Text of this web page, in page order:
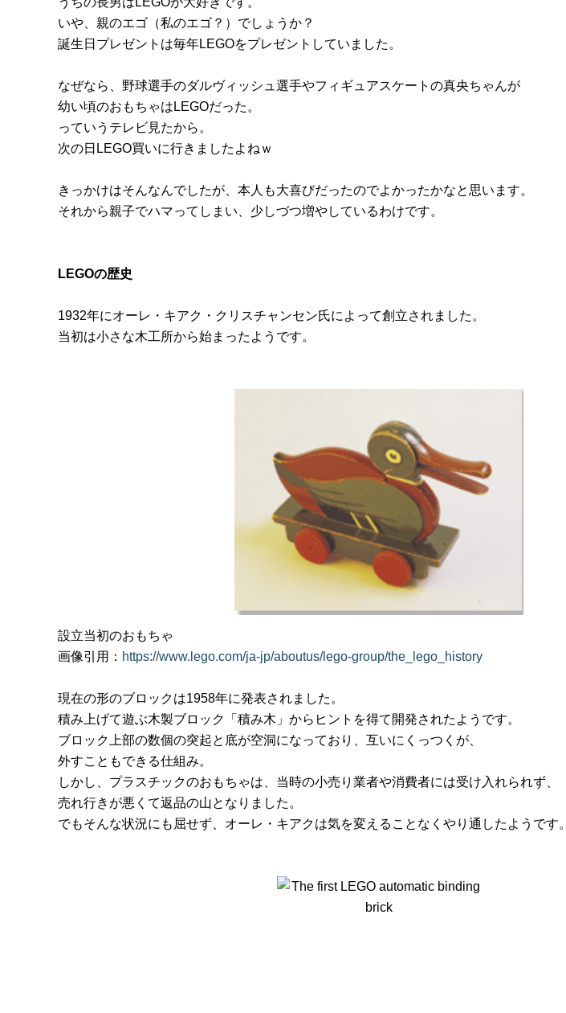
いや、親のエゴ（私のエゴ？）でしょうか？
誕生日プレゼントは毎年LEGOをプレゼントしていました。
なぜなら、野球選手のダルヴィッシュ選手やフィギュアスケートの真央ちゃんが
幼い頃のおもちゃはLEGOだった。
っていうテレビ見たから。
次の日LEGO買いに行きましたよねｗ
きっかけはそんなんでしたが、本人も大喜びだったのでよかったかなと思います。
それから親子でハマってしまい、少しづつ増やしているわけです。
LEGOの歴史
1932年にオーレ・キアク・クリスチャンセン氏によって創立されました。
当初は小さな木工所から始まったようです。
設立当初のおもちゃ
画像引用： https://www.lego.com/ja-jp/aboutus/lego-group/the_lego_history
現在の形のブロックは1958年に発表されました。
積み上げて遊ぶ木製ブロック「積み木」からヒントを得て開発されたようです。
ブロック上部の数個の突起と底が空洞になっており、互いにくっつくが、
外すこともできる仕組み。
しかし、プラスチックのおもちゃは、当時の小売り業者や消費者には受け入れられず、
売れ行きが悪くて返品の山となりました。
でもそんな状況にも屈せず、オーレ・キアクは気を変えることなくやり通したようです。